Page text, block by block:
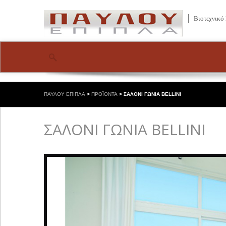
ΠΑΥΛΟΥ ΕΠΙΠΛΑ > ΠΡΟΪΟΝΤΑ > ΣΑΛΟΝΙ ΓΩΝΙΑ BELLINI
ΣΑΛΟΝΙ ΓΩΝΙΑ BELLINI